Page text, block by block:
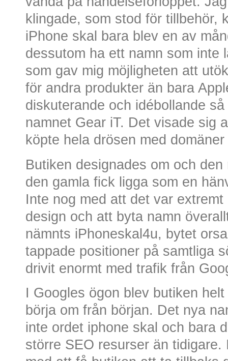
klingade, som stod för tillbehör,
iPhone skal bara blev en av
dessutom ha ett namn som inte
som gav mig möjligheten att
för andra produkter än bara
diskuterande och idébollande
namnet Gear iT. Det visade sig
köpte hela drösen med
Butiken designades om och
den gamla fick ligga som en
Inte nog med att det var
design och att byta namn
nämnts iPhoneskal4u, bytet
tappade positioner på samtliga
drivit enormt med trafik från
I Googles ögon blev butiken
börja om från början. Det nya
inte ordet iphone skal och bara
större SEO resurser än